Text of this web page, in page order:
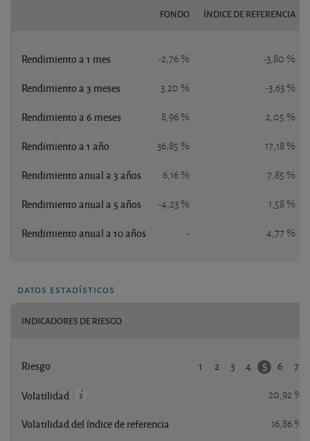
FONDO ÍNDICE DE REFERENCIA
Rendimiento a 1 mes -2,76 % -3,80 %
Rendimiento a 3 meses 3,20 % -3,63 %
Rendimiento a 6 meses 8,96 % 2,05 %
Rendimiento a 1 año 36,85 % 17,18 %
Rendimiento anual a 3 años 6,16 % 7,85 %
Rendimiento anual a 5 años -4,23 % 1,58 %
Rendimiento anual a 10 años - 4,77 %
datos estadísticos
INDICADORES DE RIESGO
Riesgo 1 2 3 4 5 6 7
Volatilidad 20,92 %
Volatilidad del índice de referencia 16,86 %